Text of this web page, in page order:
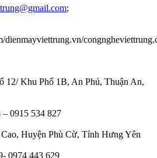
;
dienmayviettrung.vn/
12/ Khu Phố 1B, An Phú, Thuận An,
0915 534 827
Huyện Phù Cừ, Tỉnh Hưng Yên
0974 443 629